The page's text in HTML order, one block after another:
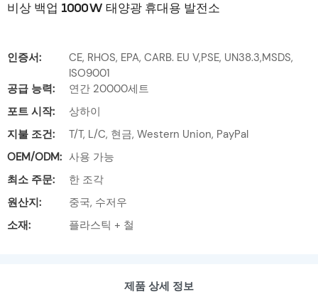
비상 백업 1000W 태양광 휴대용 발전소
인증서:
CE, RHOS, EPA, CARB. EU V,PSE, UN38.3,MSDS,
ISO9001
공급 능력:
연간 20000세트
포트 시작:
상하이
지불 조건:
T/T, L/C, 현금, Western Union, PayPal
OEM/ODM: 사용 가능
최소 주문:
한 조각
원산지:
중국, 수저우
소재:
플라스틱 + 철
제품 상세 정보